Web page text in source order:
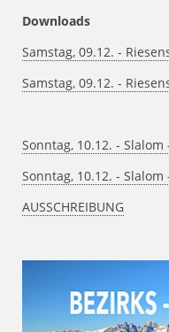
Downloads
Samstag, 09.12. -
Samstag, 09.12. -
Sonntag, 10.12. - Slalom
Sonntag, 10.12. - Slalom
AUSSCHREIBUNG